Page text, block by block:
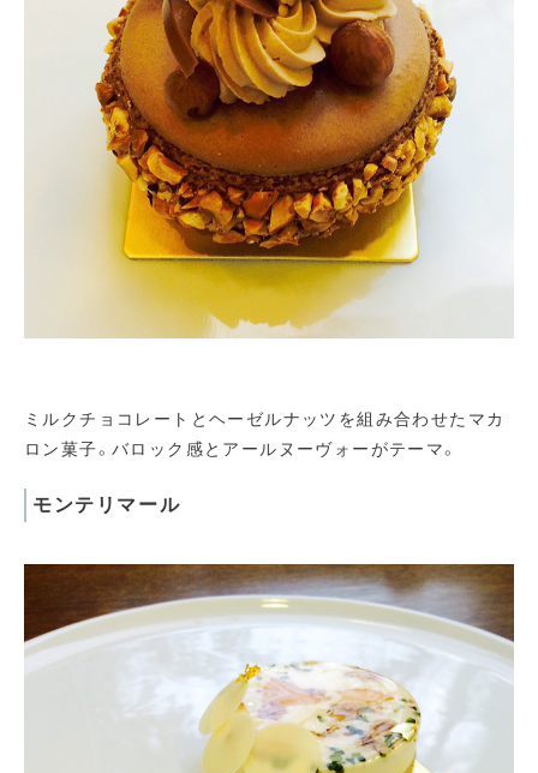
ミルクチョコレートとヘーゼルナッツを組み合わせたマカ
ロン菓子。バロック感とアールヌーヴォーがテーマ。
モンテリマール